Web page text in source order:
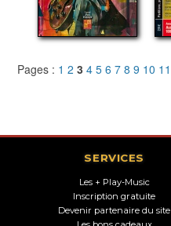
Pages : 1 2 3 4 5 6 7 8 9 10 11
SERVICES
Les + Play-Music
Inscription gratuite
Devenir partenaire du site